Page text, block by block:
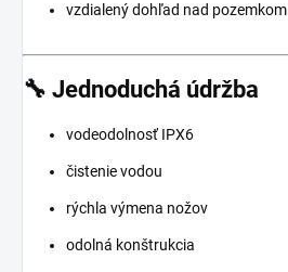
vzdialený dohľad nad pozemkom
🔧 Jednoduchá údržba
vodeodolnosť IPX6
čistenie vodou
rýchla výmena nožov
odolná konštrukcia